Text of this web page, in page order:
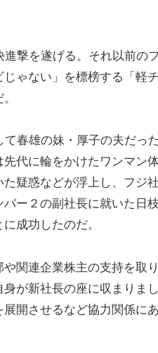
撃を遂げる。それ以前の
ゃない」を標榜する「軽
春雄の妹・厚子の夫だっ
代に輪をかけたワンマン
疑惑などが浮上し、フジ
ー２の副社長に就いた日
成功したのだ。
関連企業株主の支持を取
が新社長の座に収まりま
開させるなど協力関係に